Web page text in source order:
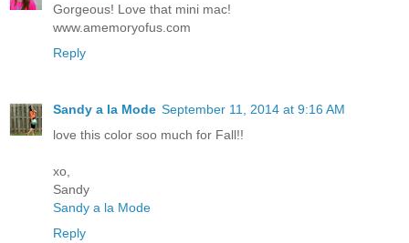
Gorgeous! Love that mini mac!
www.amemoryofus.com
Reply
Sandy a la Mode September 11, 2014 at 9:16 AM
love this color soo much for Fall!!
xo,
Sandy
Sandy a la Mode
Reply